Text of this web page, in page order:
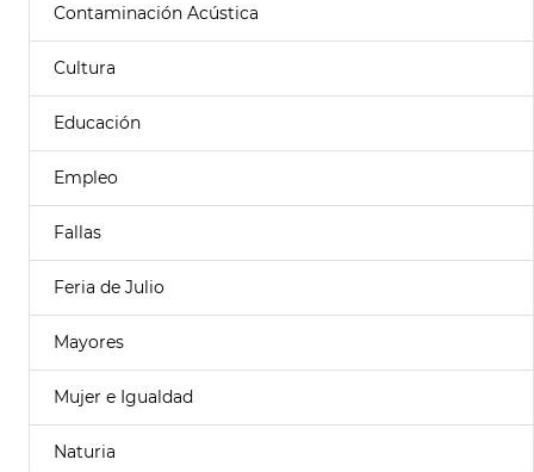
Contaminación Acústica
Cultura
Educación
Empleo
Fallas
Feria de Julio
Mayores
Mujer e Igualdad
Naturia